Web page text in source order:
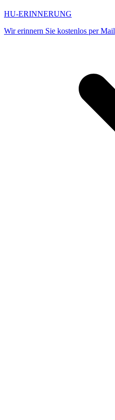
HU-ERINNERUNG
Wir erinnern Sie kostenlos per Mail